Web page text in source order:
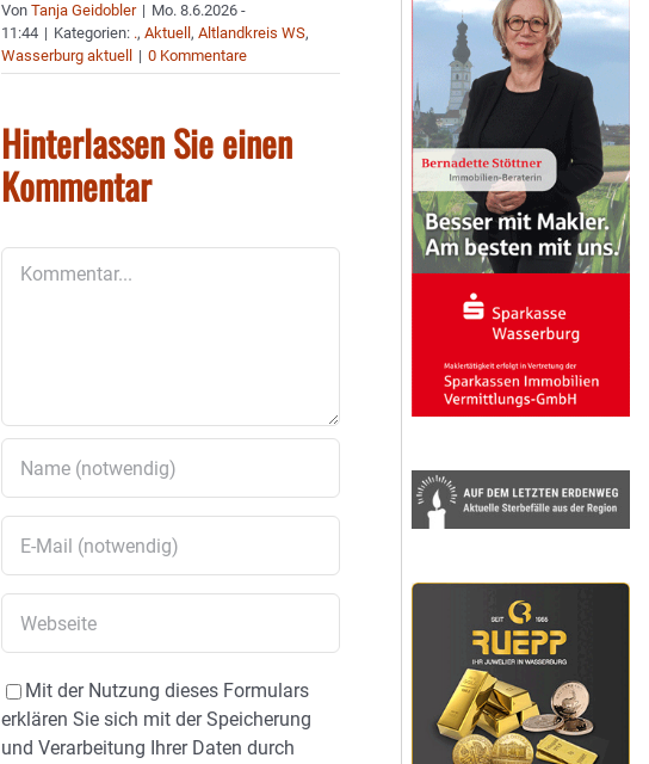
VonTanja Geidobler | Mo. 8.6.2026 -
11:44 | Kategorien: .,Aktuell,Altlandkreis WS,
Wasserburg aktuell
| 0 Kommentare
Hinterlassen Sie einen
Kommentar
Mit der Nutzung dieses Formulars
erklären Sie sich mit der Speicherung
und Verarbeitung Ihrer Daten durch